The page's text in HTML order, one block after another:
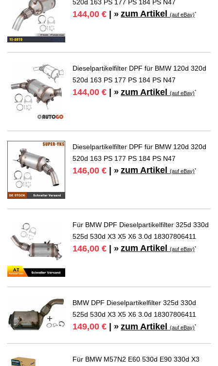
520d 163 PS 177 PS 184 PS N47
144,00 € | » zum Artikel(auf eBay)*
Dieselpartikelfilter DPF für BMW 120d 320d
520d 163 PS 177 PS 184 PS N47
144,00 € | » zum Artikel(auf eBay)*
Dieselpartikelfilter DPF für BMW 120d 320d
520d 163 PS 177 PS 184 PS N47
146,00 € | » zum Artikel(auf eBay)*
Für BMW DPF Dieselpartikelfilter 325d 330d
525d 530d X3 X5 X6 3.0d 18307806411
146,00 € | » zum Artikel(auf eBay)*
BMW DPF Dieselpartikelfilter 325d 330d
525d 530d X3 X5 X6 3.0d 18307806411
149,00 € | » zum Artikel(auf eBay)*
Für BMW M57N2 E60 530d E90 330d X3